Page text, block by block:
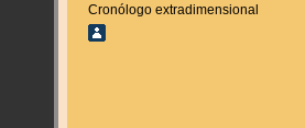
Cronólogo extradimensional